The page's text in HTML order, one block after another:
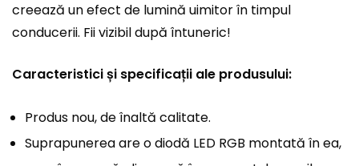
creează un efect de lumină uimitor în timpul
conducerii. Fii vizibil după întuneric!
Caracteristici și specificații ale produsului:
Produs nou, de înaltă calitate.
Suprapunerea are o diodă LED RGB montată în ea,